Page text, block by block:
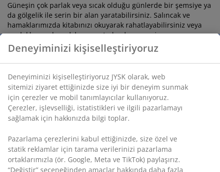
Güneşin çok parlak veya sıcak olduğu günlerde bir şemsiye ya
da gölgelik ile serin bir alan yaratabilirsiniz. Salıncak ve
hamaklarımızda kitabınızı okuyarak rahatlayabilirsiniz veya
çardaklarımızla açık havanın tadını her mevsim
çıkarabilirsiniz. Seçim sizim.
Bahçe mobilyalarınızda doğayı
koruyan seçim: FSC® garantisi
Ahşap bahçe mobilyaları, doğal sıcaklıklarıyla tüm dış mekan
dekorasyonlarına kolayca uyum sağlar ve farklı ahşap
önemli olduğunu biliyoruz. Bu nedenle, tercihlerinizle doğayı
koruduğunuzdan emin olmanız için tüm sert ahşap bahçe
mobilyalarımızın FSC® sertifikalı ahşaptan üretilmiş
olmasından gurur duyuyoruz. FSC® sertifikası, ormanın
Deneyiminizi kişiselleştiriyoruz
Deneyiminizi kişiselleştiriyoruz JYSK olarak, web
sitemizi ziyaret ettiğinizde size iyi bir deneyim sunmak
için çerezler ve mobil tanımlayıcılar kullanıyoruz.
Çerezler, işlevselliği, istatistikleri ve ilgili pazarlamayı
sağlamak için hakkınızda bilgi toplar.
Pazarlama çerezlerini kabul ettiğinizde, size özel ve
statik reklamlar için tarama verilerinizi pazarlama
ortaklarımızla (ör. Google, Meta ve TikTok) paylaşırız.
“Değiştir” seçeneğinden amaçlar hakkında daha fazla